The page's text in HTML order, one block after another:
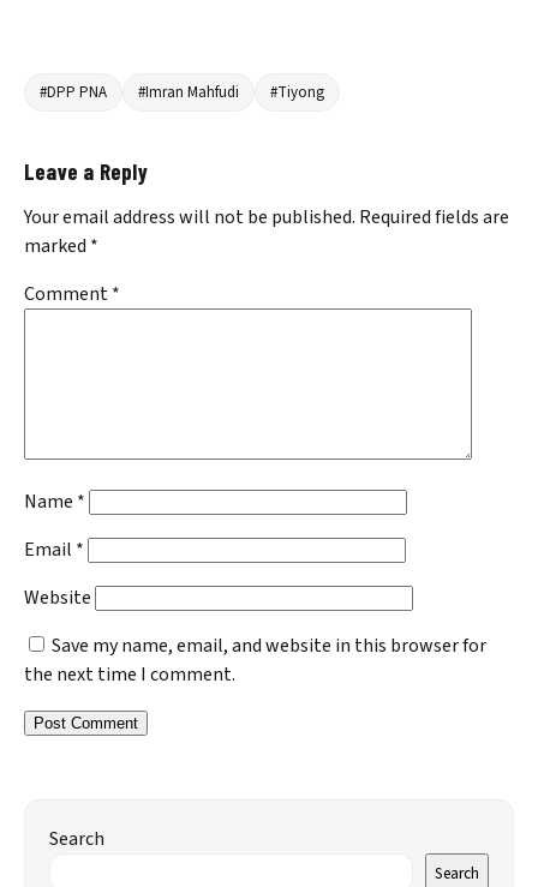
#DPP PNA #Imran Mahfudi #Tiyong
Leave a Reply
Your email address will not be published. Required fields are
marked *
Comment*
Name *
Email *
Website
Save my name, email, and website in this browser for
the next time I comment.
Search
Search